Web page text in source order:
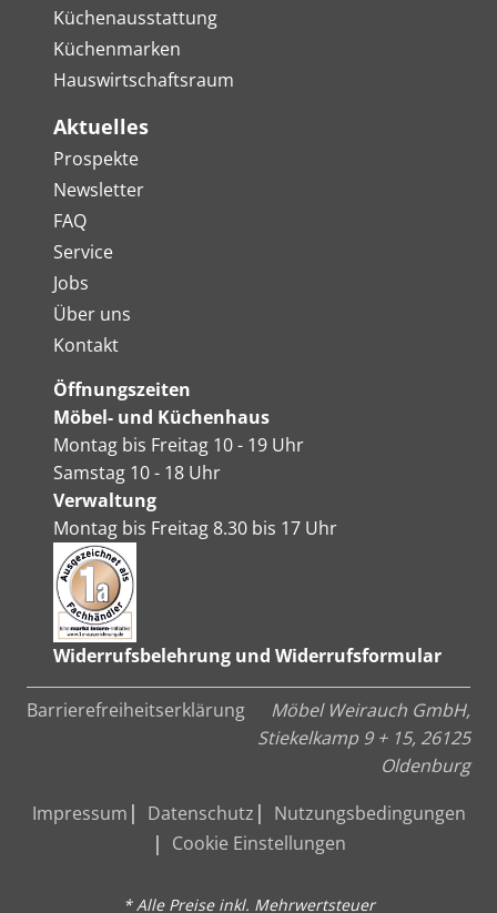
Küchenausstattung
Küchenmarken
Hauswirtschaftsraum
Aktuelles
Prospekte
Newsletter
FAQ
Service
Jobs
Über uns
Kontakt
Öffnungszeiten
Möbel- und Küchenhaus
Montag bis Freitag 10 - 19 Uhr
Samstag 10 - 18 Uhr
Verwaltung
Montag bis Freitag 8.30 bis 17 Uhr
Widerrufsbelehrung und Widerrufsformular
Barrierefreiheitserklärung
Möbel Weirauch GmbH,
Stiekelkamp 9 + 15, 26125
Oldenburg
Impressum
Datenschutz
Nutzungsbedingungen
Cookie Einstellungen
* Alle Preise inkl. Mehrwertsteuer